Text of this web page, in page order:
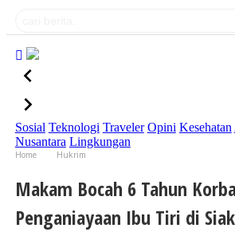
Sosial Teknologi Traveler Opini Kesehatan
Nusantara Lingkungan
Home
Hukrim
untuk Autopsi.
Makam Bocah 6 Tahun
Penganiayaan Ibu Tiri di